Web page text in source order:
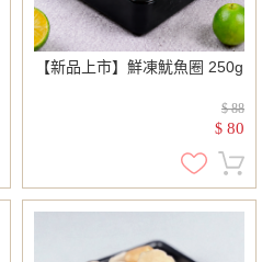
【新品上市】鮮凍魷魚圈 250g
$ 88
$ 80